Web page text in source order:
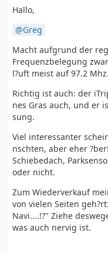
Hallo,
Greg
Macht aufgrund der
Frequenzbelegung
l?uft meist auf 97.2 Mhz.
Richtig ist auch: der
nes Gras auch, und er
sung.
Viel interessanter
nschten, aber eher
Schiebedach,
oder nicht.
Zum Wiederverkauf
von vielen Seiten
Navi....!?" Ziehe
was auch nervig ist.